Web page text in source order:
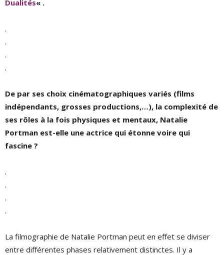
Dualités« .
.
.
.
.
De par ses choix cinématographiques variés (films
indépendants, grosses productions,…), la complexité de
ses rôles à la fois physiques et mentaux, Natalie
Portman est-elle une actrice qui étonne voire qui
fascine ?
.
.
.
.
La filmographie de Natalie Portman peut en effet se diviser
entre différentes phases relativement distinctes. Il y a